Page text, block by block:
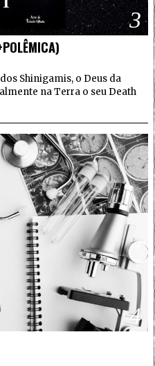
3
Shinigamis, o Deus da
na Terra o seu Death
4